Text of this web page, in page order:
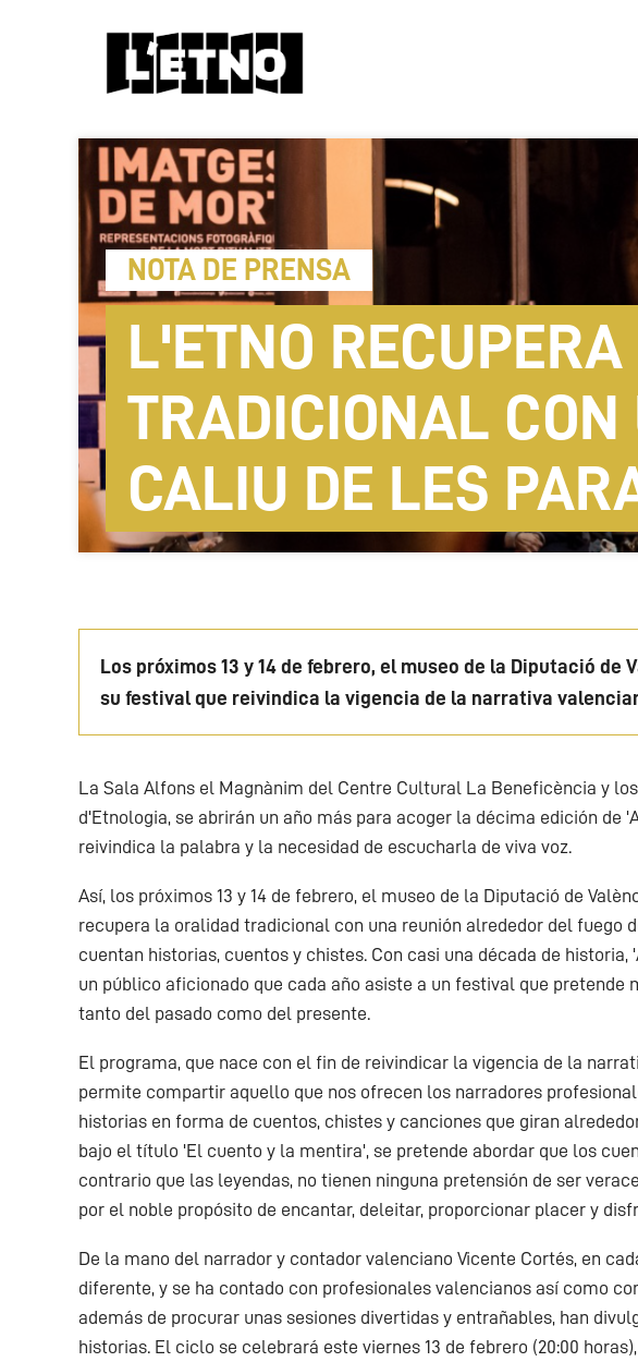
NOTA DE PRENSA
L'ETNO
TRADICIONAL
CALIU DE LES
Los próximos 13 y 14 de febrero, el museo de la Diputació de
su festival que reivindica la vigencia de la narrativa
La Sala Alfons el Magnànim del Centre Cultural La Beneficència y los
d'Etnologia, se abrirán un año más para acoger la décima edición de
reivindica la palabra y la necesidad de escucharla de viva voz.
Así, los próximos 13 y 14 de febrero, el museo de la Diputació de
recupera la oralidad tradicional con una reunión alrededor del fuego
cuentan historias, cuentos y chistes. Con casi una década de
un público aficionado que cada año asiste a un festival que
tanto del pasado como del presente.
El programa, que nace con el fin de reivindicar la vigencia de la
permite compartir aquello que nos ofrecen los narradores
historias en forma de cuentos, chistes y canciones que giran
bajo el título 'El cuento y la mentira', se pretende abordar que los
contrario que las leyendas, no tienen ninguna pretensión de ser
por el noble propósito de encantar, deleitar, proporcionar placer y
De la mano del narrador y contador valenciano Vicente Cortés, en
diferente, y se ha contado con profesionales valencianos así como
además de procurar unas sesiones divertidas y entrañables, han
historias. El ciclo se celebrará este viernes 13 de febrero (20:00